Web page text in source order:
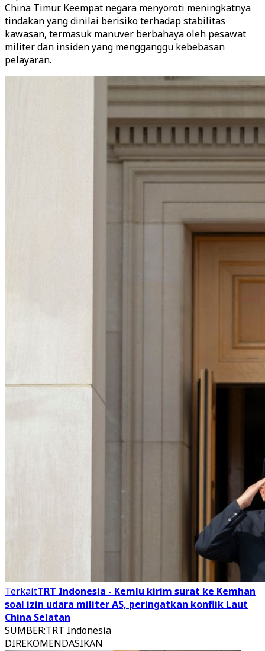
China Timur. Keempat negara menyoroti meningkatnya
tindakan yang dinilai berisiko terhadap stabilitas
kawasan, termasuk manuver berbahaya oleh pesawat
militer dan insiden yang mengganggu kebebasan
pelayaran.
TerkaitTRT Indonesia - Kemlu kirim surat ke Kemhan
soal izin udara militer AS, peringatkan konflik Laut
China Selatan
SUMBER:TRT Indonesia
DIREKOMENDASIKAN